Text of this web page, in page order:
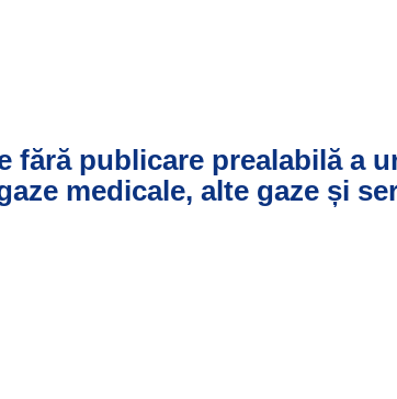
fără publicare prealabilă a
medicale, alte gaze și